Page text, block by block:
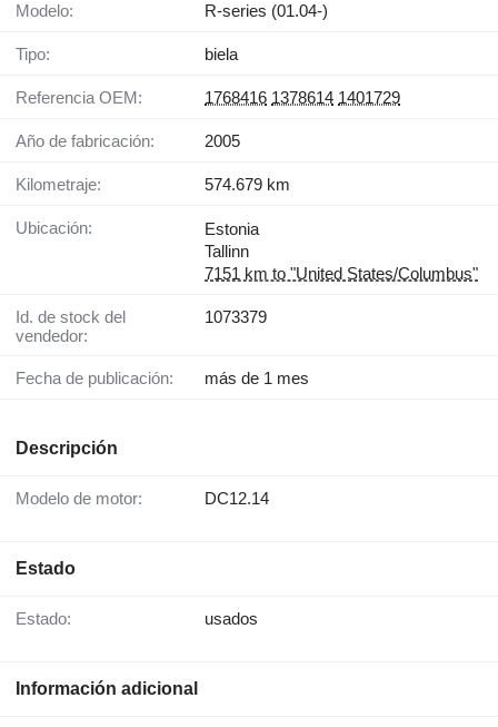
Modelo: R-series (01.04-)
Tipo: biela
Referencia OEM: 1768416 1378614 1401729
Año de fabricación: 2005
Kilometraje: 574.679 km
Ubicación:
Estonia
Tallinn
7151 km to "United States/Columbus"
Id. de stock del
vendedor:
1073379
Fecha de publicación: más de 1 mes
Descripción
Modelo de motor: DC12.14
Estado
Estado: usados
Información adicional